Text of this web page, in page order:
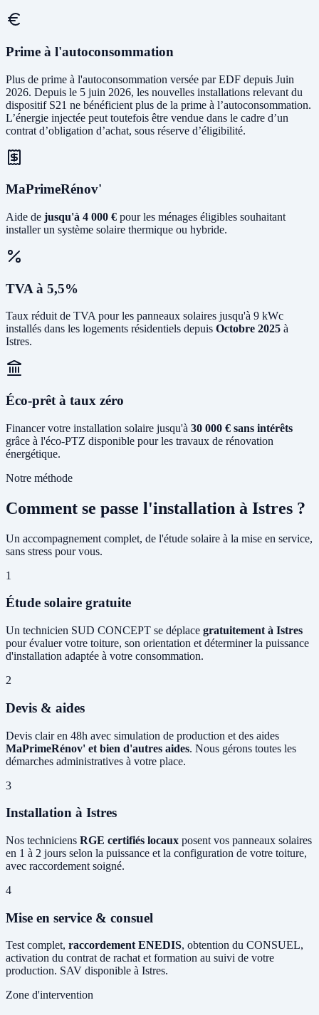
Prime à l'autoconsommation
Plus de prime à l'autoconsommation versée par EDF depuis Juin
2026. Depuis le 5 juin 2026, les nouvelles installations relevant du
dispositif S21 ne bénéficient plus de la prime à l’autoconsommation.
L’énergie injectée peut toutefois être vendue dans le cadre d’un
contrat d’obligation d’achat, sous réserve d’éligibilité.
MaPrimeRénov'
Aide de jusqu'à 4 000 € pour les ménages éligibles souhaitant
installer un système solaire thermique ou hybride.
TVA à 5,5%
Taux réduit de TVA pour les panneaux solaires jusqu'à 9 kWc
installés dans les logements résidentiels depuis Octobre 2025 à
Istres.
Éco-prêt à taux zéro
Financer votre installation solaire jusqu'à 30 000 € sans intérêts
grâce à l'éco-PTZ disponible pour les travaux de rénovation
énergétique.
Notre méthode
Comment se passe l'installation à Istres ?
Un accompagnement complet, de l'étude solaire à la mise en service,
sans stress pour vous.
1
Étude solaire gratuite
Un technicien SUD CONCEPT se déplace gratuitement à Istres
pour évaluer votre toiture, son orientation et déterminer la puissance
d'installation adaptée à votre consommation.
2
Devis & aides
Devis clair en 48h avec simulation de production et des aides
MaPrimeRénov' et bien d'autres aides. Nous gérons toutes les
démarches administratives à votre place.
3
Installation à Istres
Nos techniciens RGE certifiés locaux posent vos panneaux solaires
en 1 à 2 jours selon la puissance et la configuration de votre toiture,
avec raccordement soigné.
4
Mise en service & consuel
Test complet, raccordement ENEDIS, obtention du CONSUEL,
activation du contrat de rachat et formation au suivi de votre
production. SAV disponible à Istres.
Zone d'intervention